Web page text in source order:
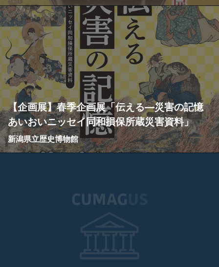
【企画展】春季企画展「伝える―災害の記憶
あいおいニッセイ同和損保所蔵災害資料」
新潟県立歴史博物館